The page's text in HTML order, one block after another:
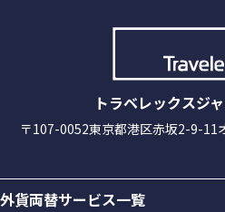
トラベレックスジ
〒107-0052東京都港区赤坂2-9-11
外貨両替サービス一覧